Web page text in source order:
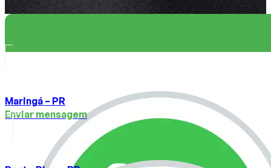
Maringá – PR
Enviar mensagem